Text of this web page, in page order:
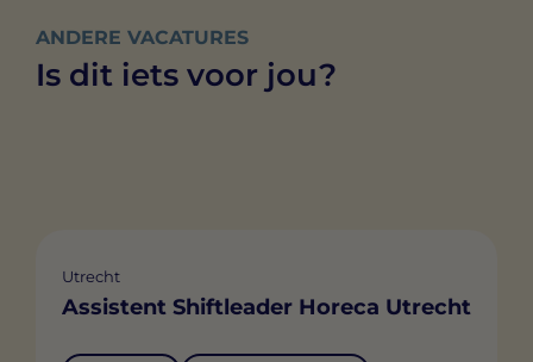
ANDERE VACATURES
Is dit iets voor jou?
Utrecht
Assistent Shiftleader Horeca Utrecht